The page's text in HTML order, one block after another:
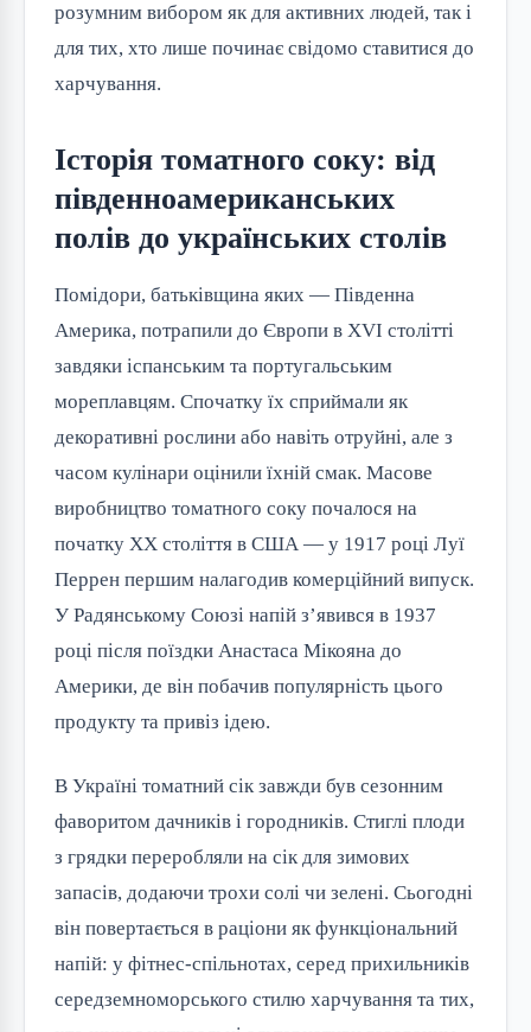
розумним вибором як для активних людей, так і
для тих, хто лише починає свідомо ставитися до
харчування.
Історія томатного соку: від
південноамериканських
полів до українських столів
Помідори, батьківщина яких — Південна
Америка, потрапили до Європи в XVI столітті
завдяки іспанським та португальським
мореплавцям. Спочатку їх сприймали як
декоративні рослини або навіть отруйні, але з
часом кулінари оцінили їхній смак. Масове
виробництво томатного соку почалося на
початку XX століття в США — у 1917 році Луї
Перрен першим налагодив комерційний випуск.
У Радянському Союзі напій з’явився в 1937
році після поїздки Анастаса Мікояна до
Америки, де він побачив популярність цього
продукту та привіз ідею.
В Україні томатний сік завжди був сезонним
фаворитом дачників і городників. Стиглі плоди
з грядки переробляли на сік для зимових
запасів, додаючи трохи солі чи зелені. Сьогодні
він повертається в раціони як функціональний
напій: у фітнес-спільнотах, серед прихильників
середземноморського стилю харчування та тих,